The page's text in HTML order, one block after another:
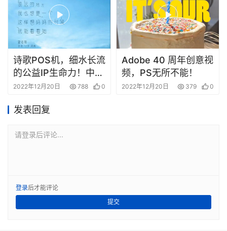
诗歌POS机，细水长流
的公益IP生命力！中国
银联公益影片 《诗的
2022年12月20日 788 0
Adobe 40 周年创意视
频，PS无所不能！
2022年12月20日 379 0
发表回复
请登录后评论...
登录后才能评论
提交